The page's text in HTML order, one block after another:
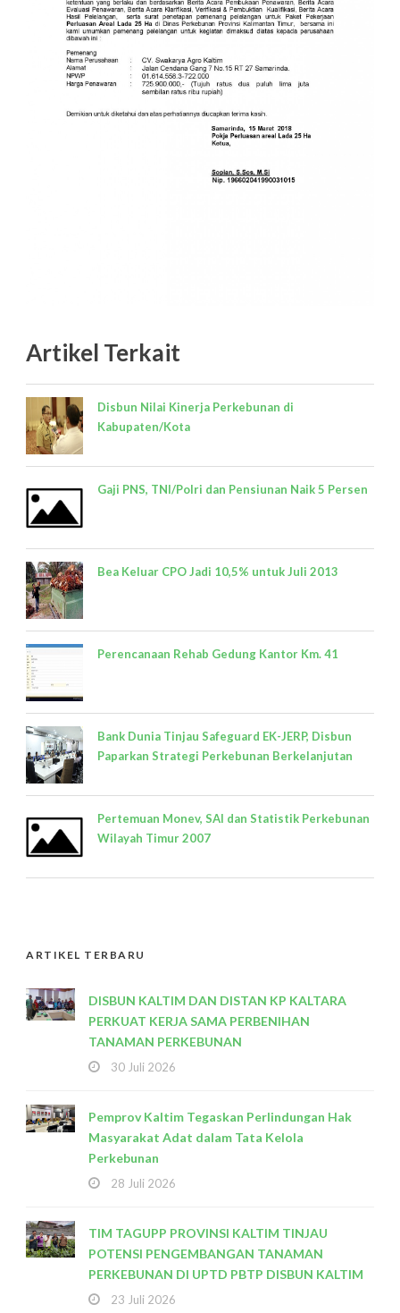
Artikel Terkait
Disbun Nilai Kinerja Perkebunan di
Kabupaten/Kota
Gaji PNS, TNI/Polri dan Pensiunan Naik 5 Persen
Bea Keluar CPO Jadi 10,5% untuk Juli 2013
Perencanaan Rehab Gedung Kantor Km. 41
Bank Dunia Tinjau Safeguard EK-JERP, Disbun
Paparkan Strategi Perkebunan Berkelanjutan
Pertemuan Monev, SAI dan Statistik Perkebunan
Wilayah Timur 2007
ARTIKEL TERBARU
DISBUN KALTIM DAN DISTAN KP KALTARA
PERKUAT KERJA SAMA PERBENIHAN
TANAMAN PERKEBUNAN
30 Juli 2026
Pemprov Kaltim Tegaskan Perlindungan Hak
Masyarakat Adat dalam Tata Kelola
Perkebunan
28 Juli 2026
TIM TAGUPP PROVINSI KALTIM TINJAU
POTENSI PENGEMBANGAN TANAMAN
PERKEBUNAN DI UPTD PBTP DISBUN KALTIM
23 Juli 2026